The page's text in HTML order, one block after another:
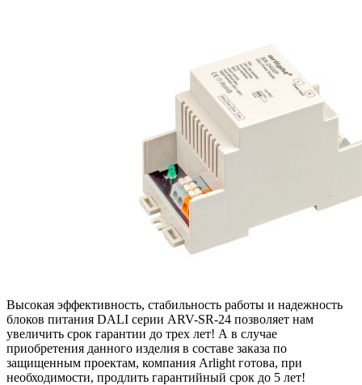
Высокая эффективность, стабильность работы и надежность
блоков питания DALI серии ARV-SR-24 позволяет нам
увеличить срок гарантии до трех лет! А в случае
приобретения данного изделия в составе заказа по
защищенным проектам, компания Arlight готова, при
необходимости, продлить гарантийный срок до 5 лет!